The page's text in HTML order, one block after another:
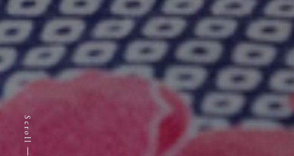
Scroll